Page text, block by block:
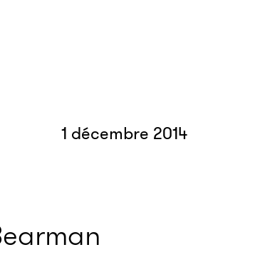
1 décembre 2014